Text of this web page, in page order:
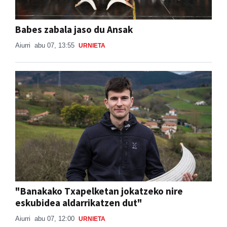
Babes zabala jaso du Ansak
Aiurri abu 07, 13:55 URNIETA
"Banakako Txapelketan jokatzeko nire
eskubidea aldarrikatzen dut"
Aiurri abu 07, 12:00 URNIETA